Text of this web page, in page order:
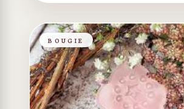
BOUGIE